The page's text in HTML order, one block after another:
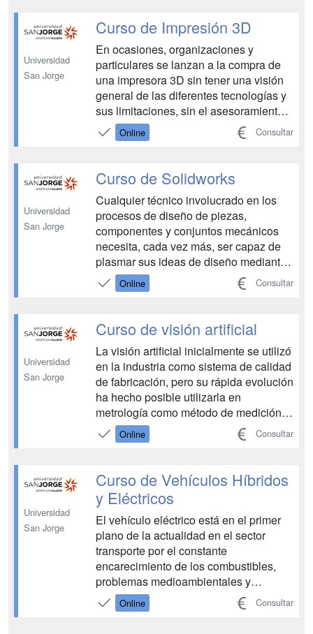
ordenador (CAM), con el que se obtiene
el programa CNC que...
Universidad
San Jorge
Curso de Impresión 3D
En ocasiones, organizaciones y
particulares se lanzan a la compra de
una impresora 3D sin tener una visión
general de las diferentes tecnologías y
sus limitaciones, sin el asesoramiento
correcto. SEAS imparte el Curso de
Impresión 3D para que puedas conocer
posibilidades de impresión 3D para
ayudarte a realizar ...
Online Consultar
Universidad
San Jorge
Curso de Solidworks
Cualquier técnico involucrado en los
procesos de diseño de piezas,
componentes y conjuntos mecánicos
necesita, cada vez más, ser capaz de
plasmar sus ideas de diseño mediante
el uso de programas de modelado
tridimensional. Uno de los mejores y
actualmente para ello es Solidworks,
ampliamente introducido en el merc...
Online Consultar
Universidad
San Jorge
Curso de visión artificial
La visión artificial inicialmente se utilizó
en la industria como sistema de calidad
de fabricación, pero su rápida evolución
ha hecho posible utilizarla en
metrología como método de medición,
con precisiones por debajo de la
décima de milímetro, o incluso utilizada
examinado. Actualmente, gracias a la
visión ar...
Online Consultar
Universidad
San Jorge
Curso de Vehículos Híbridos
y Eléctricos
El vehículo eléctrico está en el primer
plano de la actualidad en el sector
transporte por el constante
encarecimiento de los combustibles,
problemas medioambientales y
necesidad de diversificación de las
fuentes de energía. En el medio plazo
Online Consultar